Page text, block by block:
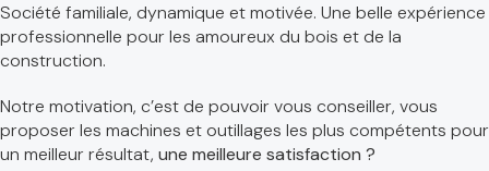
Société familiale, dynamique et motivée. Une belle expérience
professionnelle pour les amoureux du bois et de la
construction.
Notre motivation, c’est de pouvoir vous conseiller, vous
proposer les machines et outillages les plus compétents pour
un meilleur résultat, une meilleure satisfaction ?